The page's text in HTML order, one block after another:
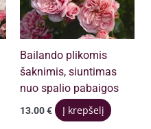
Bailando plikomis
šaknimis, siuntimas
nuo spalio pabaigos
13.00€ Į krepšelį